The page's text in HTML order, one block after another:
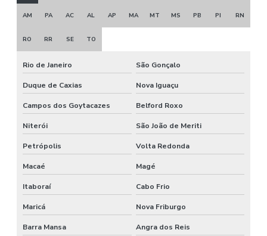
AM PA AC AL AP MA MT MS PB PI RN
RO RR SE TO
Rio de Janeiro São Gonçalo
Duque de Caxias Nova Iguaçu
Campos dos Goytacazes Belford Roxo
Niterói São João de Meriti
Petrópolis Volta Redonda
Macaé Magé
Itaboraí Cabo Frio
Maricá Nova Friburgo
Barra Mansa Angra dos Reis